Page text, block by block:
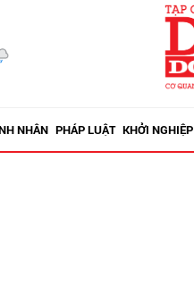
NHÂN PHÁP LUẬT KHỞI NGHIỆP